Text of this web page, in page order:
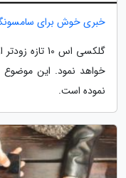
خبری خوش برای سامسونگی ها ،
گلکسی اس 10
خواهد نمود. این موضوع
نموده است.